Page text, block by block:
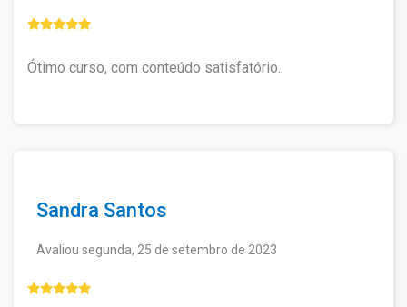
Ótimo curso, com conteúdo satisfatório.
Sandra Santos
Avaliou segunda, 25 de setembro de 2023